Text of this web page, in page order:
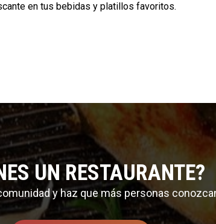
en tus bebidas y platillos favoritos.
UN RESTAURANTE?
y haz que más personas